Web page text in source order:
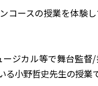
コースの授業を体験
ージカル等で舞台監督
る小野哲史先生の授業